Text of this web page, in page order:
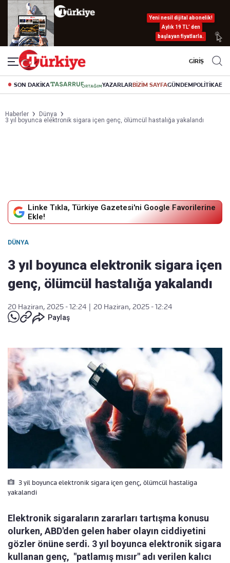
Yeni nesil dijital abonelik!
Aylık 19 TL’ den
başlayan fiyatlarla.
GİRİŞ
SON DAKİKA YAZARLARBİZİM SAYFAGÜNDEMPOLİTİKA
Haberler
Dünya
3 yıl boyunca elektronik sigara içen genç, ölümcül hastalığa yakalandı
Linke Tıkla, Türkiye Gazetesi'ni Google Favorilerine
Ekle!
DÜNYA
3 yıl boyunca elektronik sigara içen
genç, ölümcül hastalığa yakalandı
20 Haziran, 2025 - 12:24
20 Haziran, 2025 - 12:24
Paylaş
3 yil boyunca elektronik sigara içen genç, ölümcül hastaliga
yakalandi
Elektronik sigaraların zararları tartışma konusu
olurken, ABD'den gelen haber olayın ciddiyetini
gözler önüne serdi. 3 yıl boyunca elektronik sigara
kullanan genç, "patlamış mısır" adı verilen kalıcı